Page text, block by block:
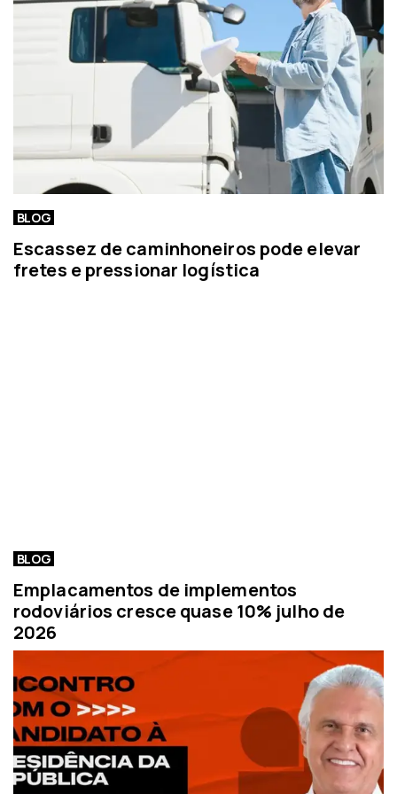
i
BLOG
Escassez de caminhoneiros pode elevar
fretes e pressionar logística
BLOG
Emplacamentos de implementos
rodoviários cresce quase 10% julho de
2026